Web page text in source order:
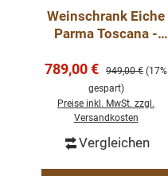
Weinschrank Eiche
Parma Toscana -
Verkaufspreis:
789,00 € Regulärer Preis:
949,00 € (17%
gespart)
Preise inkl. MwSt. zzgl.
Versandkosten
Vergleichen